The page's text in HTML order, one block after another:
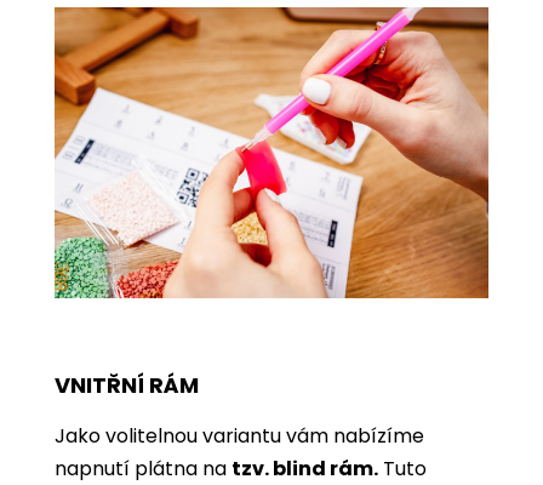
VNITŘNÍ RÁM
Jako volitelnou variantu vám nabízíme
napnutí plátna na tzv. blind rám. Tuto